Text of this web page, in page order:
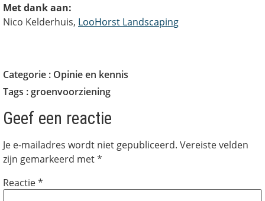
Met dank aan:
Nico Kelderhuis, LooHorst Landscaping
Categorie : Opinie en kennis
Tags :groenvoorziening
Geef een reactie
Je e-mailadres wordt niet gepubliceerd. Vereiste velden
zijn gemarkeerd met*
Reactie*